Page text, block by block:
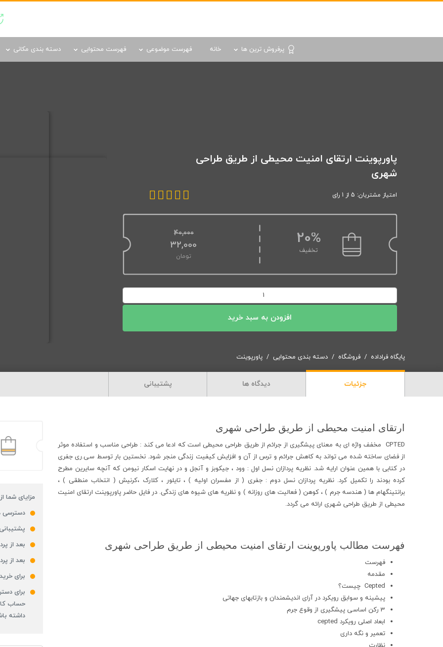
پرفروش ترین ها خانه فهرست موضوعی فهرست محتوایی دسته بندی مکانی
پاورپوینت ارتقای امنیت محیطی از طریق طراحی
شهری
امتیاز مشتریان: 5 از 1 رای
20%
تخفیف
40,000
قیمت اصلی: 40,000تومان بود.
32,000
تومان
ارتقای
افزودن به سبد خرید
پایگاه فراداده فروشگاه دسته بندی محتوایی پاورپوینت
جزئیات دیدگاه ها پشتیبانی
ارتقای امنیت محیطی از طریق طراحی شهری
CPTED مخفف واژه ای به معنای پیشگیری از جرائم از طریق طراحی محیطی است که ادعا می کند : طراحی مناسب و استفاده موثر
از فضای ساخته شده می تواند به کاهش جرائم و ترس از آن و افزایش کیفیت زندگی منجر شود. نخستین بار توسط سی.ری جفری
در کتابی با همین عنوان ارایه شد. نظریه پردازان نسل اول : وود ، جیکوبز و آنجل و در نهایت اسکار نیومن که آنچه سایرین مطرح
کرده بودند را تکمیل کرد. نظریه پردازان نسل دوم : جفری ( از مفسران اولیه ) ، تایلور ، کلارک ،کرنیش ( انتخاب منطقی ) ،
برانتینگهام ها ( هندسه جرم ) ، کوهن ( فعالیت های روزانه ) و نظریه های شیوه های زندگی. در فایل حاضر پاورپوینت ارتقای امنیت
محیطی از طریق طراحی شهری ارائه می گردد.
فهرست مطالب پاورپوینت ارتقای امنیت محیطی از طریق طراحی شهری
فهرست
مقدمه
Cepted چیست؟
پیشینه و سوابق رویکرد در آرای اندیشمندان و بازتابهای جهاتی
3 رکن اساسی پیشگیری از وقوع جرم
ابعاد اصلی رویکرد cepted
تعمیر و نگه داری
مزایای شما
پشتیبانی 24
بعد از
بعد از
برای
برای
حساب
داشته